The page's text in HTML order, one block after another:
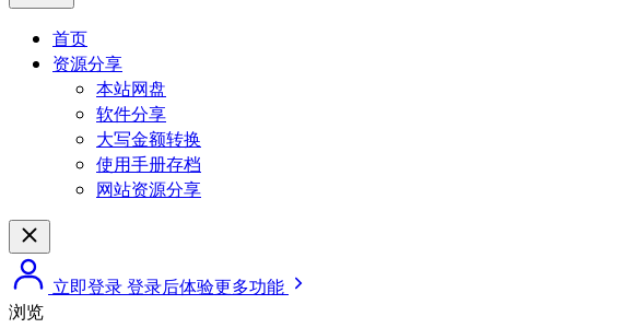
首页
资源分享
本站网盘
软件分享
大写金额转换
使用手册存档
网站资源分享
立即登录登录后体验更多功能
浏览